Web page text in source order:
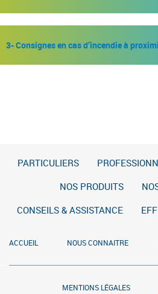
3- Consignes en cas d’incendie à
PARTICULIERS
NOS PRODUITS
CONSEILS & ASSISTANCE
ACCUEIL NOUS CONNAITRE
MENTIONS LÉGALES